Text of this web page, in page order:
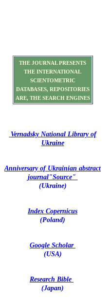
THE JOURNAL PRESENTS
THE INTERNATIONAL
SCIENTOMETRIC
DATABASES, REPOSITORIES
ARE, THE SEARCH ENGINES
Vernadsky National Library of
Ukraine
Anniversary of Ukrainian abstract
journal"Source"
(Ukraine)
Index Copernicus
(Poland)
Google Scholar
(USA)
Research Bible
(Japan)